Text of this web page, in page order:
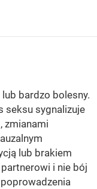
bardzo bolesny.
seksu sygnalizuje
zmianami
lub brakiem
i nie bój